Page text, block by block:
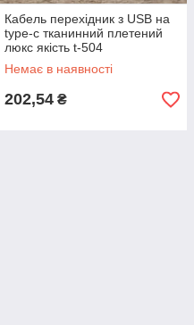
Кабель перехідник з USB на
type-c тканинний плетений
люкс якість t-504
Немає в наявності
202,54 ₴